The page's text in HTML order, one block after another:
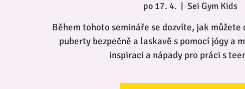
po 17. 4. Sei Gym Kids
Během tohoto semináře se dozvíte, jak
puberty bezpečně a laskavě s pomocí jógy a
inspiraci a nápady pro práci s